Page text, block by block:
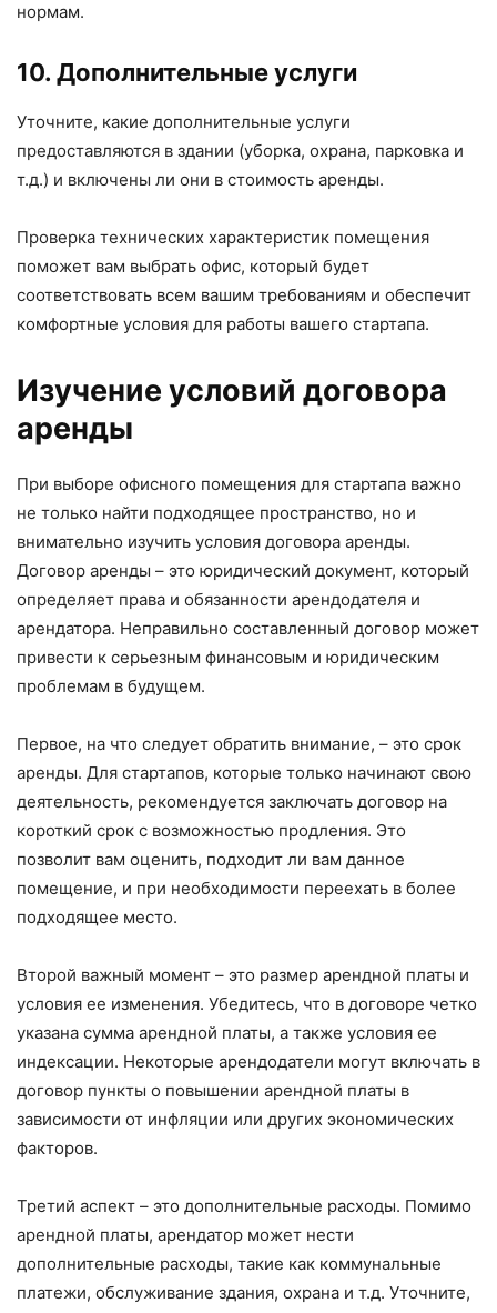
нормам.
10. Дополнительные услуги
Уточните, какие дополнительные услуги
предоставляются в здании (уборка, охрана, парковка и
т.д.) и включены ли они в стоимость аренды.
Проверка технических характеристик помещения
поможет вам выбрать офис, который будет
соответствовать всем вашим требованиям и обеспечит
комфортные условия для работы вашего стартапа.
Изучение условий договора
аренды
При выборе офисного помещения для стартапа важно
не только найти подходящее пространство, но и
внимательно изучить условия договора аренды.
Договор аренды – это юридический документ, который
определяет права и обязанности арендодателя и
арендатора. Неправильно составленный договор может
привести к серьезным финансовым и юридическим
проблемам в будущем.
Первое, на что следует обратить внимание, – это срок
аренды. Для стартапов, которые только начинают свою
деятельность, рекомендуется заключать договор на
короткий срок с возможностью продления. Это
позволит вам оценить, подходит ли вам данное
помещение, и при необходимости переехать в более
подходящее место.
Второй важный момент – это размер арендной платы и
условия ее изменения. Убедитесь, что в договоре четко
указана сумма арендной платы, а также условия ее
индексации. Некоторые арендодатели могут включать в
договор пункты о повышении арендной платы в
зависимости от инфляции или других экономических
факторов.
Третий аспект – это дополнительные расходы. Помимо
арендной платы, арендатор может нести
дополнительные расходы, такие как коммунальные
платежи, обслуживание здания, охрана и т.д. Уточните,